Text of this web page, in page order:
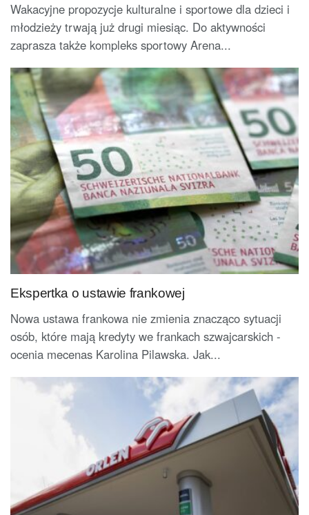
Wakacyjne propozycje kulturalne i sportowe dla dzieci i
młodzieży trwają już drugi miesiąc. Do aktywności
zaprasza także kompleks sportowy Arena...
Ekspertka o ustawie frankowej
Nowa ustawa frankowa nie zmienia znacząco sytuacji
osób, które mają kredyty we frankach szwajcarskich -
ocenia mecenas Karolina Pilawska. Jak...